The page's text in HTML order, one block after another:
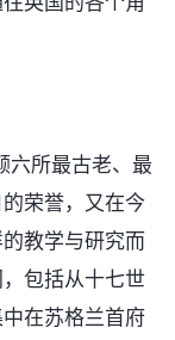
六所最古老、最
荣誉，又在今
教学与研究而
包括从十七世
在苏格兰首府